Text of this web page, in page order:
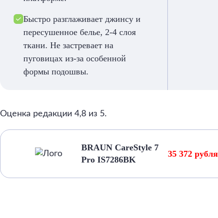
Быстро разглаживает джинсу и
пересушенное белье, 2-4 слоя
ткани. Не застревает на
пуговицах из-за особенной
формы подошвы.
Оценка редакции 4,8 из 5.
BRAUN CareStyle 7
Pro IS7286BK
35 372 рубля